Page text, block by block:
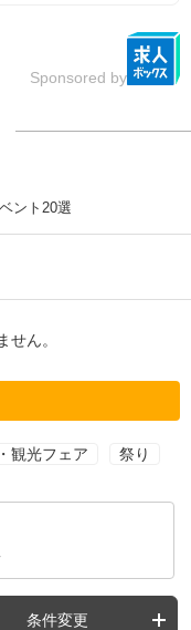
Sponsored by
ント20選
ん。
観光フェア 祭り
条件変更